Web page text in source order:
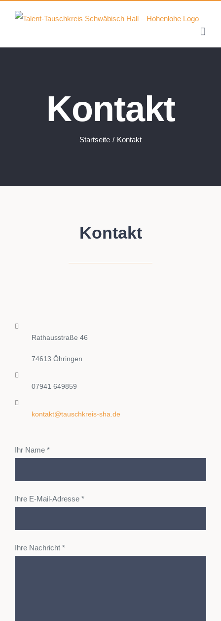
Kontakt
Startseite Kontakt
Kontakt
Rathausstraße 46
74613 Öhringen
07941 649859
kontakt@tauschkreis-sha.de
Ihr Name *
Ihre E-Mail-Adresse *
Ihre Nachricht *